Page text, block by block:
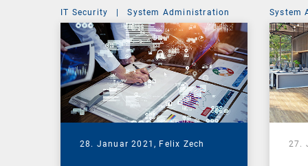
IT Security | System Administration
28. Januar 2021, Felix Zech
System
27.